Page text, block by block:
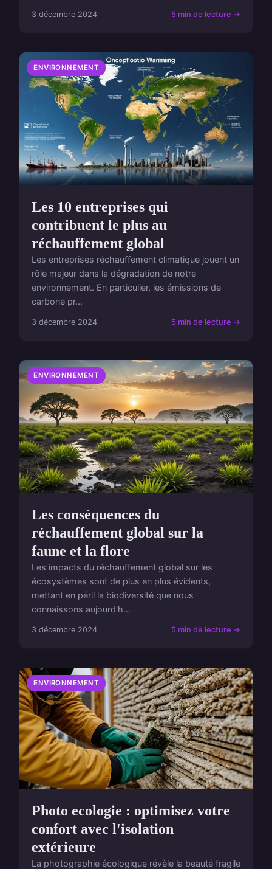
3 décembre 2024 5 min de lecture →
ENVIRONNEMENT
Les 10 entreprises qui
contribuent le plus au
réchauffement global
Les entreprises réchauffement climatique jouent un
rôle majeur dans la dégradation de notre
environnement. En particulier, les émissions de
carbone pr...
3 décembre 2024 5 min de lecture →
ENVIRONNEMENT
Les conséquences du
réchauffement global sur la
faune et la flore
Les impacts du réchauffement global sur les
écosystèmes sont de plus en plus évidents,
mettant en péril la biodiversité que nous
connaissons aujourd'h...
3 décembre 2024 5 min de lecture →
ENVIRONNEMENT
Photo ecologie : optimisez votre
confort avec l'isolation
extérieure
La photographie écologique révèle la beauté fragile